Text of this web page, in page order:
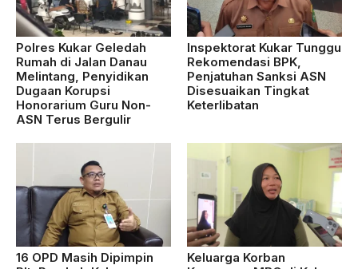
Polres Kukar Geledah
Rumah di Jalan Danau
Melintang, Penyidikan
Dugaan Korupsi
Honorarium Guru Non-
ASN Terus Bergulir
Inspektorat Kukar Tunggu
Rekomendasi BPK,
Penjatuhan Sanksi ASN
Disesuaikan Tingkat
Keterlibatan
16 OPD Masih Dipimpin
Keluarga Korban